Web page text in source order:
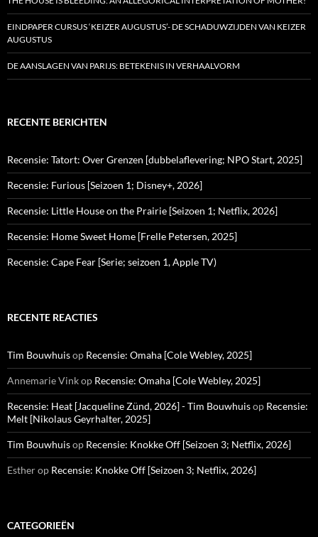
EINDPAPER CURSUS ‘KEIZER AUGUSTUS’- DE SCHADUWZIJDEN VAN KEIZER
AUGUSTUS
DE AANSLAGEN VAN PARIJS: BETEKENIS IN VERHAALVORM
RECENTE BERICHTEN
Recensie: Tatort: Over Grenzen [dubbelaflevering; NPO Start, 2025]
Recensie: Furious [Seizoen 1; Disney+, 2026]
Recensie: Little House on the Prairie [Seizoen 1; Netflix, 2026]
Recensie: Home Sweet Home [Frelle Petersen, 2025]
Recensie: Cape Fear [Serie; seizoen 1, Apple TV)
RECENTE REACTIES
Tim Bouwhuisop Recensie: Omaha [Cole Webley, 2025]
Annemarie Vinkop Recensie: Omaha [Cole Webley, 2025]
Recensie: Heat [Jacqueline Zünd, 2026] - Tim Bouwhuisop Recensie:
Melt [Nikolaus Geyrhalter, 2025]
Tim Bouwhuisop Recensie: Knokke Off [Seizoen 3; Netflix, 2026]
Estherop Recensie: Knokke Off [Seizoen 3; Netflix, 2026]
CATEGORIEËN